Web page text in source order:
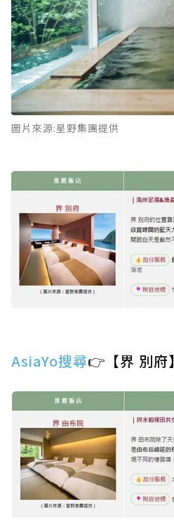
圖片來源:星野集團提供
AsiaYo搜尋👉【界 別府】